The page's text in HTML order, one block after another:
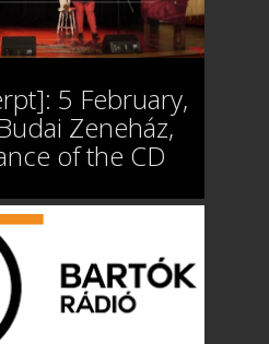
5 February,
Zeneház,
of the CD